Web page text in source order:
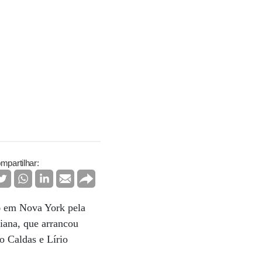
em Nova York pela
que arrancou
Caldas e Lírio